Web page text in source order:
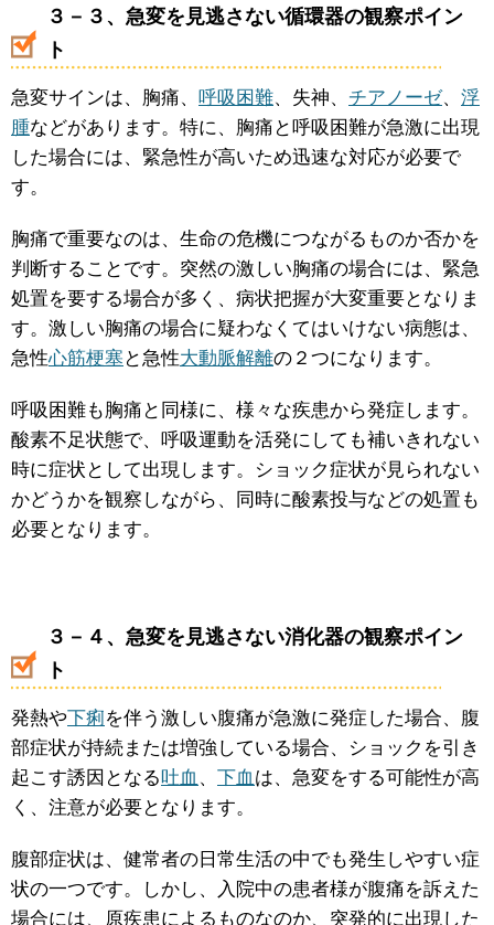
３－３、急変を見逃さない循環器の観察ポイン
ト
急変サインは、胸痛、 呼吸困難、失神、 チアノーゼ、 浮
腫などがあります。特に、胸痛と呼吸困難が急激に出現
した場合には、緊急性が高いため迅速な対応が必要で
す。
胸痛で重要なのは、生命の危機につながるものか否かを
判断することです。突然の激しい胸痛の場合には、緊急
処置を要する場合が多く、病状把握が大変重要となりま
す。激しい胸痛の場合に疑わなくてはいけない病態は、
急性心筋梗塞 と急性大動脈解離の２つになります。
呼吸困難も胸痛と同様に、様々な疾患から発症します。
酸素不足状態で、呼吸運動を活発にしても補いきれない
時に症状として出現します。ショック症状が見られない
かどうかを観察しながら、同時に酸素投与などの処置も
必要となります。
３－４、急変を見逃さない消化器の観察ポイン
ト
発熱や下痢を伴う激しい腹痛が急激に発症した場合、腹
部症状が持続または増強している場合、ショックを引き
起こす誘因となる吐血 、 下血 は、急変をする可能性が高
く、注意が必要となります。
腹部症状は、健常者の日常生活の中でも発生しやすい症
状の一つです。しかし、入院中の患者様が腹痛を訴えた
場合には、原疾患によるものなのか、突発的に出現した